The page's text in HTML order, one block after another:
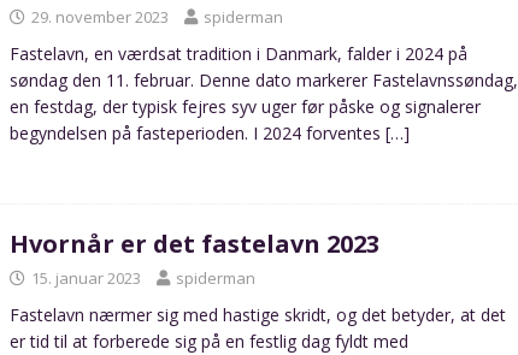
29. november 2023 spiderman
Fastelavn, en værdsat tradition i Danmark, falder i 2024 på
søndag den 11. februar. Denne dato markerer Fastelavnssøndag,
en festdag, der typisk fejres syv uger før påske og signalerer
begyndelsen på fasteperioden. I 2024 forventes […]
Hvornår er det fastelavn 2023
15. januar 2023 spiderman
Fastelavn nærmer sig med hastige skridt, og det betyder, at det
er tid til at forberede sig på en festlig dag fyldt med